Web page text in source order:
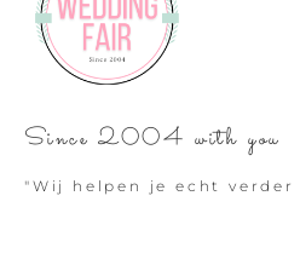
Since 2004 with you
"Wij helpen je echt